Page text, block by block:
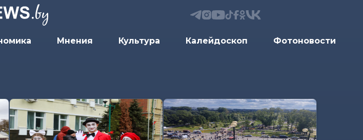
Мнения Культура Калейдоскоп Фотоновости